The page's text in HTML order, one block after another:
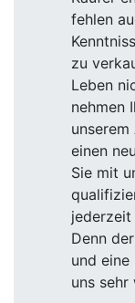
fehlen
zu
Leben
nehmen
einen
Sie mit
jederzeit
Denn
und
uns sehr